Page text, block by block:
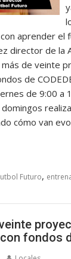
aprender el
director de la
más de veinte
de
de 9:00 a
cómo van
Futuro,
fondos